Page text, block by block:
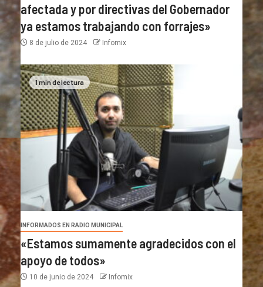
afectada y por directivas del Gobernador
ya estamos trabajando con forrajes»
8 de julio de 2024 Infomix
1 min de lectura
INFORMADOS EN RADIO MUNICIPAL
«Estamos sumamente agradecidos con el
apoyo de todos»
10 de junio de 2024 Infomix